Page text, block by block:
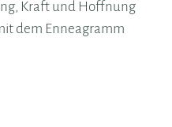
Kraft und Hoffnung
dem Enneagramm